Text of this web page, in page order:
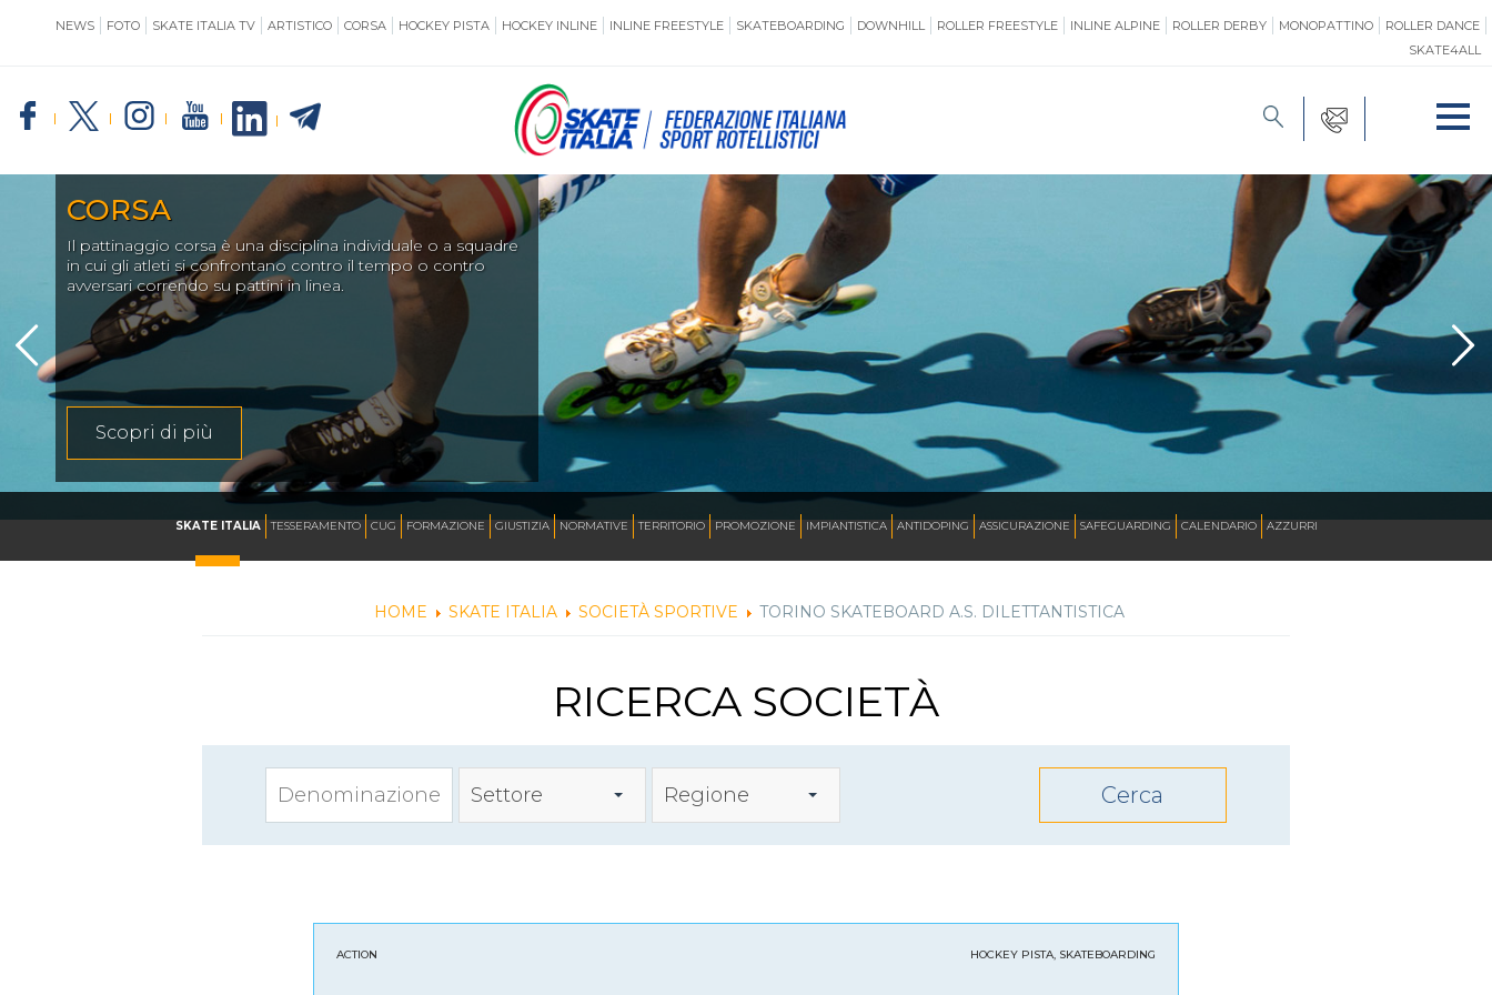
NEWS FOTO SKATE ITALIA TV ARTISTICO CORSA HOCKEY PISTA HOCKEY INLINE INLINE FREESTYLE SKATEBOARDING DOWNHILL ROLLER FREESTYLE INLINE ALPINE ROLLER DERBY MONOPATTINO
ROLLER DANCE
SKATE4ALL
CORSA
Il pattinaggio corsa è una disciplina individuale o a squadre
in cui gli atleti si confrontano contro il tempo o contro
avversari correndo su pattini in linea.
Scopri di più
SKATE ITALIA TESSERAMENTO CUG FORMAZIONE GIUSTIZIA NORMATIVE TERRITORIO PROMOZIONE IMPIANTISTICA ANTIDOPING ASSICURAZIONE SAFEGUARDING CALENDARIO AZZURRI
HOME SKATE ITALIA SOCIETÀ SPORTIVE TORINO SKATEBOARD A.S. DILETTANTISTICA
RICERCA SOCIETÀ
Settore Regione
ACTION HOCKEY PISTA, SKATEBOARDING
SKATE ITALIA TESSERAMENTO FORMAZIONE
GIUSTIZIA TERRITORIO PROMOZIONE
IMPIANTISTICA ANTIDOPING ASSICURAZIONE SAFEGUARDING
CALENDARIO AZZURRI
CORSA
HOCKEY INLINE INLINE FREESTYLE SKATEBOARDING